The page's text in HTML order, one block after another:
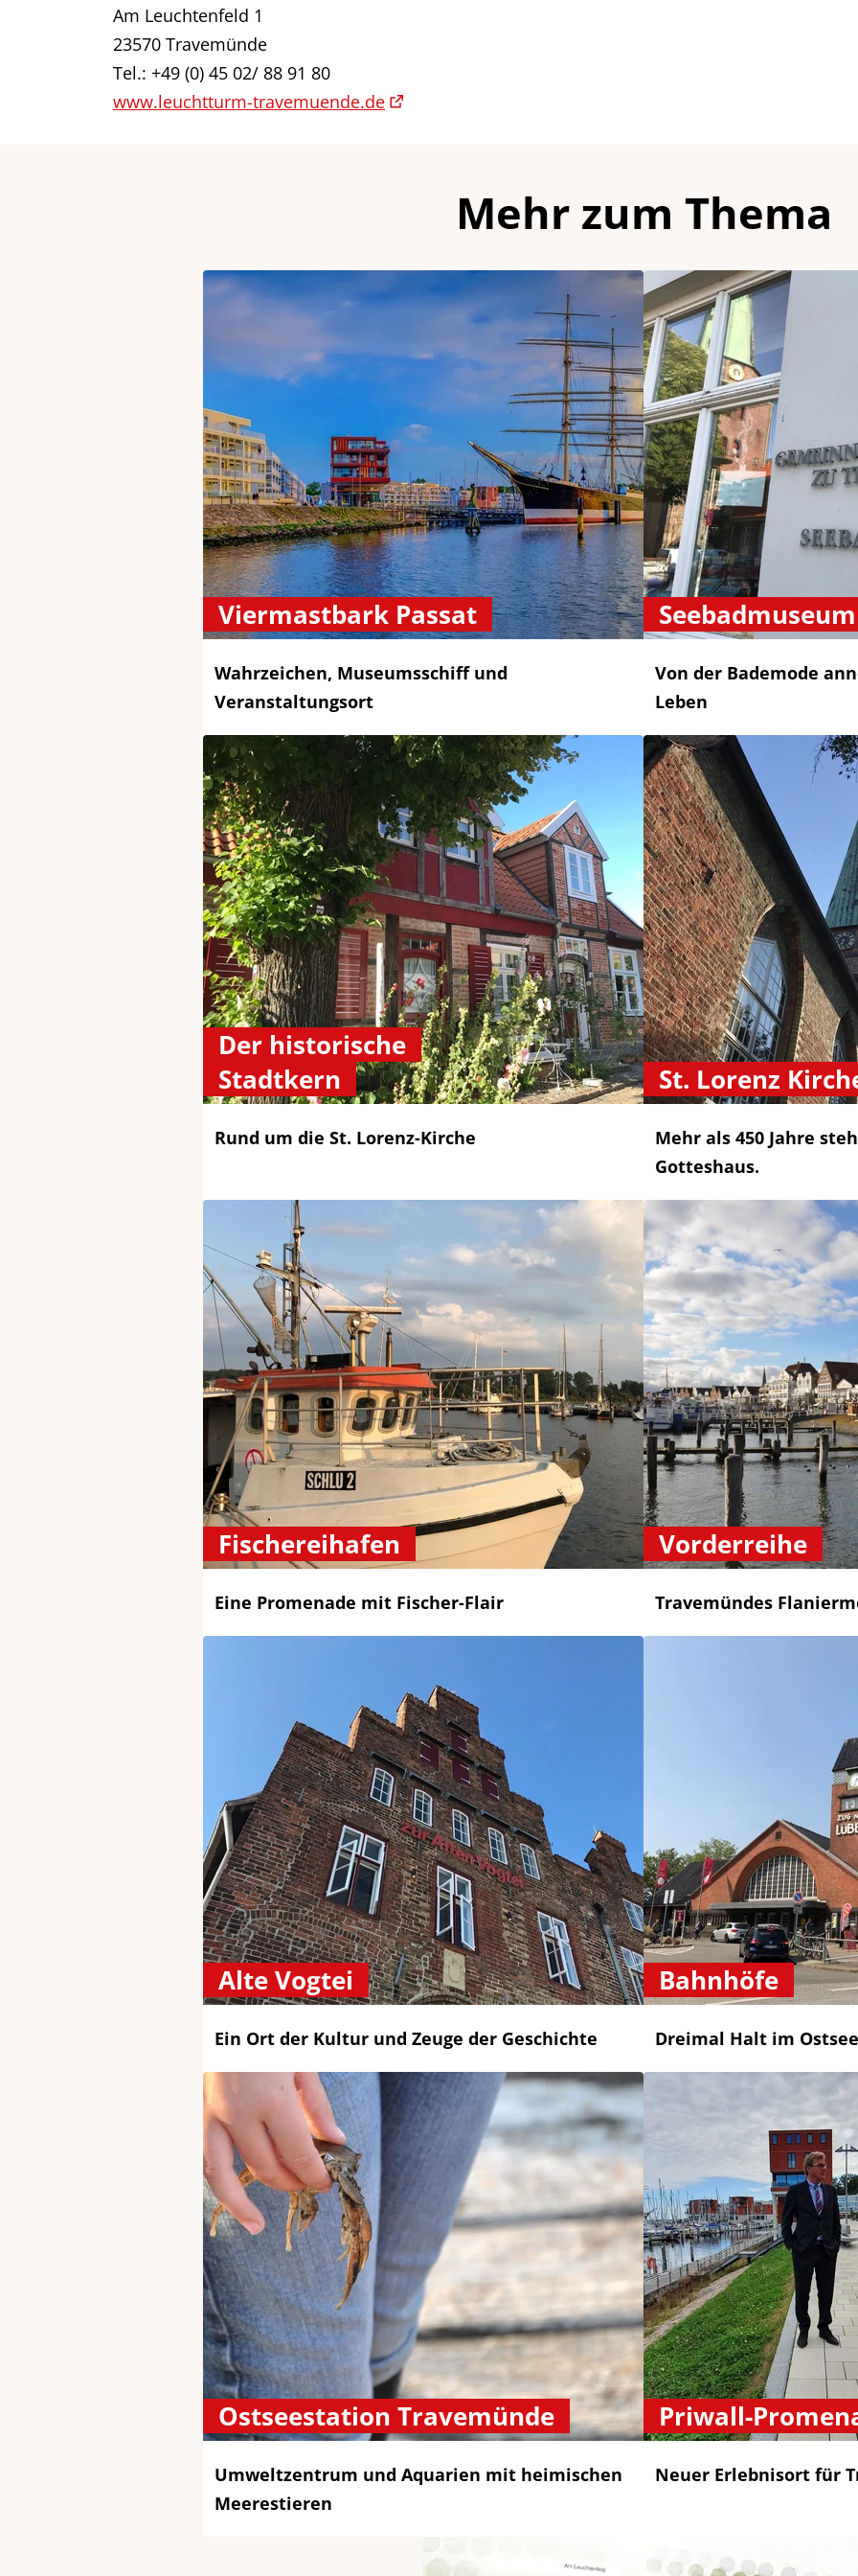
Am Leuchtenfeld 1
23570 Travemünde
Tel.: +49 (0) 45 02/ 88 91 80
www.leuchtturm-travemuende.de
Mehr zum Thema
Viermastbark Passat
Wahrzeichen, Museumsschiff und
Veranstaltungsort
Seebadmuseum
Von der Bademode
Leben
Der historische
Stadtkern
Rund um die St. Lorenz-Kirche
St. Lorenz
Mehr als 450 Jahre
Gotteshaus.
Fischereihafen
Eine Promenade mit Fischer-Flair
Vorderreihe
Travemündes
Alte Vogtei
Ein Ort der Kultur und Zeuge der Geschichte
Bahnhöfe
Dreimal Halt im
Ostseestation Travemünde
Umweltzentrum und Aquarien mit heimischen
Meerestieren
Priwall-
Neuer Erlebnisort für